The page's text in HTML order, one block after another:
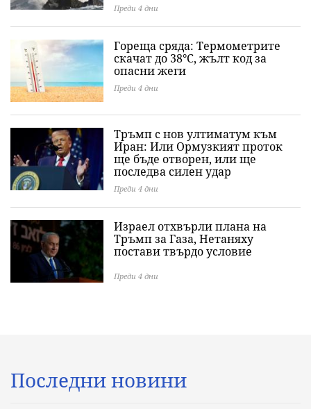
Преди 4 дни
Гореща сряда: Термометрите
скачат до 38°C, жълт код за
опасни жеги
Преди 4 дни
Тръмп с нов ултиматум към
Иран: Или Ормузкият проток
ще бъде отворен, или ще
последва силен удар
Преди 4 дни
Израел отхвърли плана на
Тръмп за Газа, Нетаняху
постави твърдо условие
Преди 4 дни
Последни новини